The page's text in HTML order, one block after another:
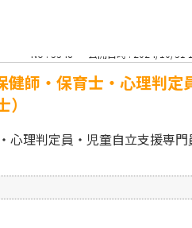
No : 3348 公開日時 : 2024/10/31
師・保育士・心理判定
理判定員・児童自立支援専門